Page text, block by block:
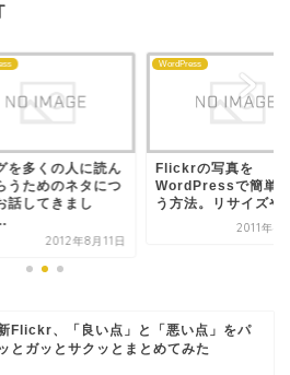
を多くの人に読ん
うためのネタにつ
話してきまし
2012年8月11日
WordPress
Flickrの写真を
WordPressで簡単
う方法。リサイズや
2011年4
Flickr、「良い点」と「悪い点」をパ
ッとガッとサクッとまとめてみた